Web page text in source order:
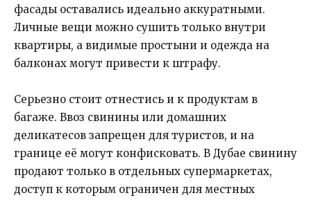
фасады оставались идеально аккуратными.
Личные вещи можно сушить только внутри
квартиры, а видимые простыни и одежда на
балконах могут привести к штрафу.
Серьезно стоит отнестись и к продуктам в
багаже. Ввоз свинины или домашних
деликатесов запрещен для туристов, и на
границе её могут конфисковать. В Дубае свинину
продают только в отдельных супермаркетах,
доступ к которым ограничен для местных